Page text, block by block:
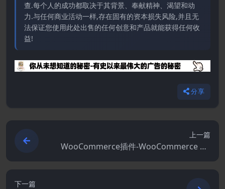
查.每个人的成功都取决于其背景、奉献精神、渴望和动
力.与任何商业活动一样,存在固有的资本损失风险,并且无
法保证您使用此处出售的任何创意和产品就能获得任何收
益!
分享
上一篇
WooCommerce插件-WooCommerce Na
me Your Price 3.6.0
下一篇